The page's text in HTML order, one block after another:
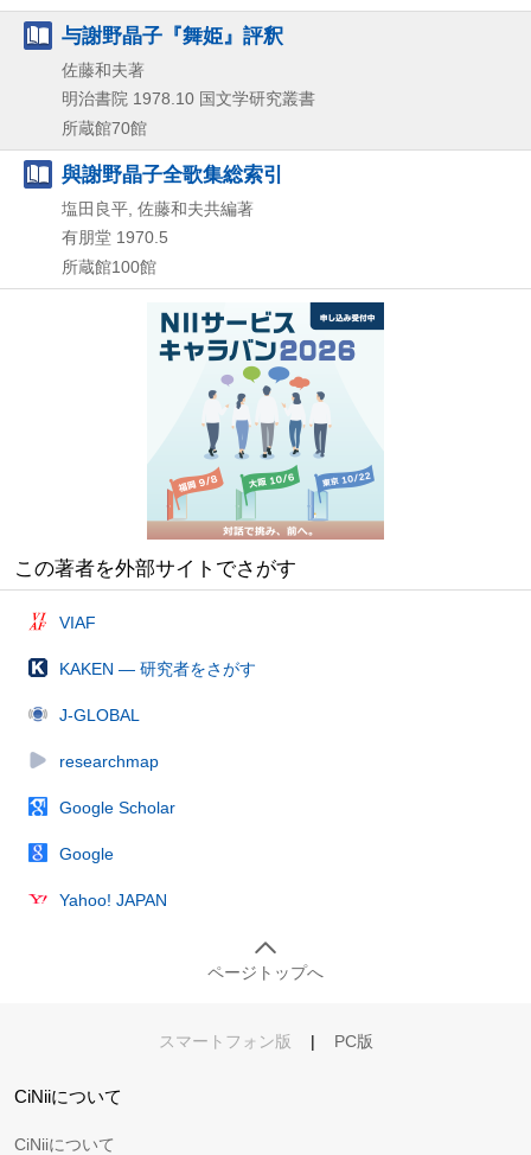
与謝野晶子『舞姫』評釈
佐藤和夫著
明治書院 1978.10 国文学研究叢書
所蔵館70館
與謝野晶子全歌集総索引
塩田良平, 佐藤和夫共編著
有朋堂 1970.5
所蔵館100館
この著者を外部サイトでさがす
VIAF
KAKEN — 研究者をさがす
J-GLOBAL
researchmap
Google Scholar
Google
Yahoo! JAPAN
ページトップへ
スマートフォン版 | PC版
CiNiiについて
CiNiiについて